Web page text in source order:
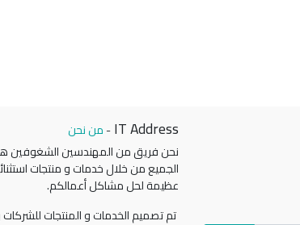
IT Address
-من نحن
نحن فريق من المهندسين الشغوفين
الجميع من خلال خدمات و منتجات
عظيمة لحل مشاكل أعمالكم.
تم تصميم الخدمات و المنتجات